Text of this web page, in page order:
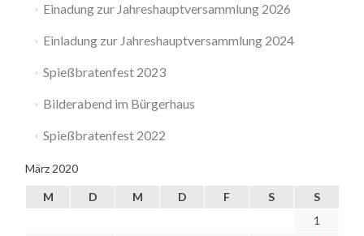
Einadung zur Jahreshauptversammlung 2026
Einladung zur Jahreshauptversammlung 2024
Spießbratenfest 2023
Bilderabend im Bürgerhaus
Spießbratenfest 2022
März 2020
M D M D F S
S
1